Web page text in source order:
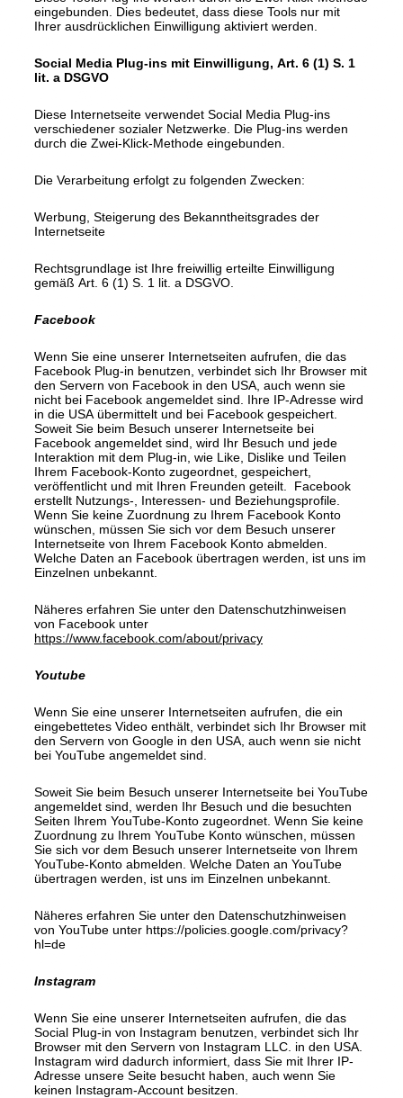
eingebunden. Dies bedeutet, dass diese Tools nur mit
Ihrer ausdrücklichen Einwilligung aktiviert werden.
Social Media Plug-ins mit Einwilligung, Art. 6 (1) S. 1
lit. a DSGVO
Diese Internetseite verwendet Social Media Plug-ins
verschiedener sozialer Netzwerke. Die Plug-ins werden
durch die Zwei-Klick-Methode eingebunden.
Die Verarbeitung erfolgt zu folgenden Zwecken:
Werbung, Steigerung des Bekanntheitsgrades der
Internetseite
Rechtsgrundlage ist Ihre freiwillig erteilte Einwilligung
gemäß Art. 6 (1) S. 1 lit. a DSGVO.
Facebook
Wenn Sie eine unserer Internetseiten aufrufen, die das
Facebook Plug-in benutzen, verbindet sich Ihr Browser mit
den Servern von Facebook in den USA, auch wenn sie
nicht bei Facebook angemeldet sind. Ihre IP-Adresse wird
in die USA übermittelt und bei Facebook gespeichert.
Soweit Sie beim Besuch unserer Internetseite bei
Facebook angemeldet sind, wird Ihr Besuch und jede
Interaktion mit dem Plug-in, wie Like, Dislike und Teilen
Ihrem Facebook-Konto zugeordnet, gespeichert,
veröffentlicht und mit Ihren Freunden geteilt. Facebook
erstellt Nutzungs-, Interessen- und Beziehungsprofile.
Wenn Sie keine Zuordnung zu Ihrem Facebook Konto
wünschen, müssen Sie sich vor dem Besuch unserer
Internetseite von Ihrem Facebook Konto abmelden.
Welche Daten an Facebook übertragen werden, ist uns im
Einzelnen unbekannt.
Näheres erfahren Sie unter den Datenschutzhinweisen
von Facebook unter
https://www.facebook.com/about/privacy
Youtube
Wenn Sie eine unserer Internetseiten aufrufen, die ein
eingebettetes Video enthält, verbindet sich Ihr Browser mit
den Servern von Google in den USA, auch wenn sie nicht
bei YouTube angemeldet sind.
Soweit Sie beim Besuch unserer Internetseite bei YouTube
angemeldet sind, werden Ihr Besuch und die besuchten
Seiten Ihrem YouTube-Konto zugeordnet. Wenn Sie keine
Zuordnung zu Ihrem YouTube Konto wünschen, müssen
Sie sich vor dem Besuch unserer Internetseite von Ihrem
YouTube-Konto abmelden. Welche Daten an YouTube
übertragen werden, ist uns im Einzelnen unbekannt.
Näheres erfahren Sie unter den Datenschutzhinweisen
von YouTube unter https://policies.google.com/privacy?
hl=de
Instagram
Wenn Sie eine unserer Internetseiten aufrufen, die das
Social Plug-in von Instagram benutzen, verbindet sich Ihr
Browser mit den Servern von Instagram LLC. in den USA.
Instagram wird dadurch informiert, dass Sie mit Ihrer IP-
Adresse unsere Seite besucht haben, auch wenn Sie
keinen Instagram-Account besitzen.